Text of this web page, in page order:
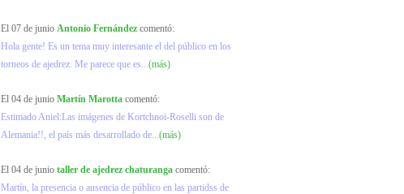
El 07 de junio Antonio Fernández comentó:
Hola gente! Es un tema muy interesante el del público en los
torneos de ajedrez. Me parece que es...(más)
El 04 de junio Martín Marotta comentó:
Estimado Aniel:Las imágenes de Kortchnoi-Roselli son de
Alemania!!, el país más desarrollado de...(más)
El 04 de junio taller de ajedrez chaturanga comentó:
Martín, la presencia o ausencia de público en las partidss de